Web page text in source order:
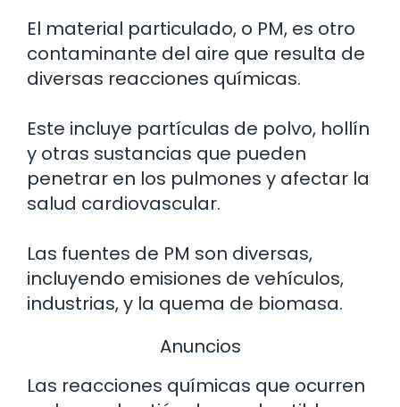
El material particulado, o PM, es otro
contaminante del aire que resulta de
diversas reacciones químicas.
Este incluye partículas de polvo, hollín
y otras sustancias que pueden
penetrar en los pulmones y afectar la
salud cardiovascular.
Las fuentes de PM son diversas,
incluyendo emisiones de vehículos,
industrias, y la quema de biomasa.
Anuncios
Las reacciones químicas que ocurren